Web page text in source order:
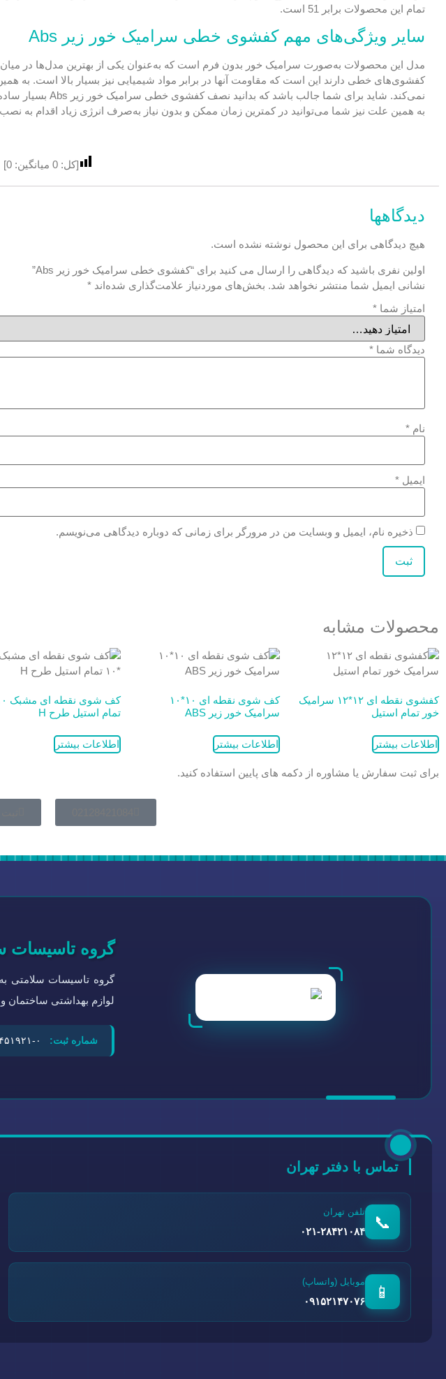
تمام این محصولات برابر 51 است.
سایر ویژگی‌های مهم کفشوی خطی سرامیک خور زیر Abs
مدل این محصولات به‌صورت سرامیک خور بدون فرم است که به‌عنوان یکی از بهترین مدل‌ها در
کفشوی‌های خطی دارند این است که مقاومت آنها در برابر مواد شیمیایی نیز بسیار بالا است.
نمی‌کند. شاید برای شما جالب باشد که بدانید نصف کفشوی خطی سرامیک خور زیر Abs بسیار ساده و راحت است.
به همین علت نیز شما می‌توانید در کمترین زمان ممکن و بدون نیاز به‌صرف انرژی زیاد اقدام به
[کل: 0 میانگین: 0
]
دیدگاهها
هیچ دیدگاهی برای این محصول نوشته نشده است.
اولین نفری باشید که دیدگاهی را ارسال می کنید برای “کفشوی خطی سرامیک خور زیر Abs”
نشانی ایمیل شما منتشر نخواهد شد. بخش‌های موردنیاز علامت‌گذاری شده‌اند *
امتیاز شما *
دیدگاه شما *
نام *
ایمیل *
ذخیره نام، ایمیل و وبسایت من در مرورگر برای زمانی که دوباره دیدگاهی می‌نویسم.
محصولات مشابه
کفشوی نقطه ای ۱۲*۱۲ سرامیک
خور تمام استیل
اطلاعات بیشتر
کف شوی نقطه ای ۱۰*۱۰
سرامیک خور زیر ABS
اطلاعات بیشتر
تمام استیل طرح H
اطلاعات بیشتر
برای ثبت سفارش یا مشاوره از دکمه های پایین استفاده کنید.
گروه تاسیسات
لوازم بهداشتی ساختمان
شماره ثبت:
تماس با دفتر تهران
📞
تلفن تهران
۰۲۱-۲۸۴۲۱۰۸۴
📱
موبایل (واتساپ)
۰۹۱۵۲۱۴۷۰۷۶